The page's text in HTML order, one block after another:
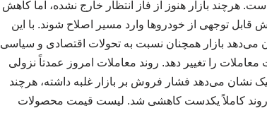
هرچند بازار هنوز از فاز انتظار خارج نشده، اما کاهش
توجهی از خودروها وارد مسیر اصلاح شوند. با این
بازار همچنان نسبت به تحولات اقتصادی و سیاسی
را تغییر دهد. روند معاملات امروز عمدتاً نزولی
نشان می‌دهد فشار فروش بر بازار غلبه داشته، هرچند
شکل‌گیری یک روند کاملاً یکدست کاهشی شد. لیست قیمت محصولات